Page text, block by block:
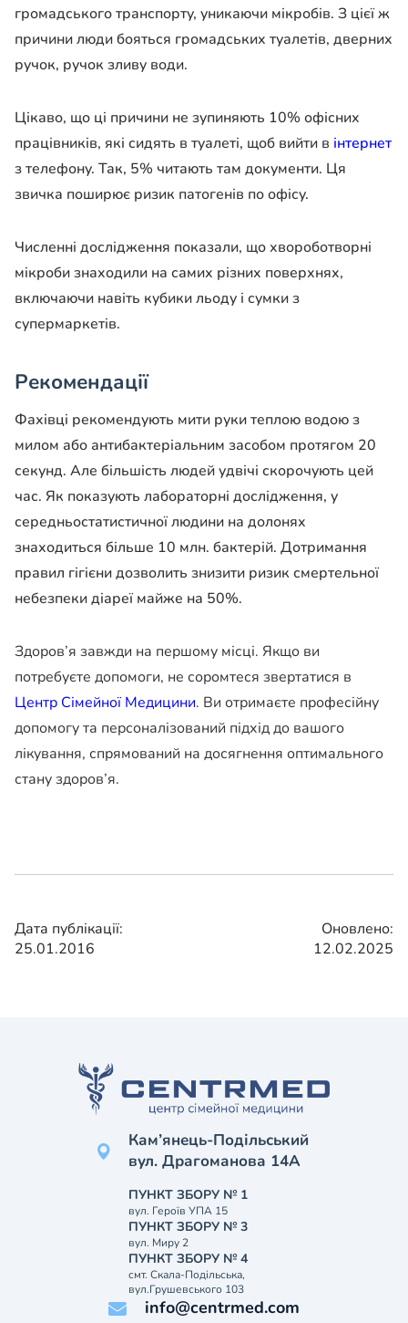
громадського транспорту, уникаючи мікробів. З цієї ж
причини люди бояться громадських туалетів, дверних
ручок, ручок зливу води.
Цікаво, що ці причини не зупиняють 10% офісних
працівників, які сидять в туалеті, щоб вийти в інтернет
з телефону. Так, 5% читають там документи. Ця
звичка поширює ризик патогенів по офісу.
Численні дослідження показали, що хвороботворні
мікроби знаходили на самих різних поверхнях,
включаючи навіть кубики льоду і сумки з
супермаркетів.
Рекомендації
Фахівці рекомендують мити руки теплою водою з
милом або антибактеріальним засобом протягом 20
секунд. Але більшість людей удвічі скорочують цей
час. Як показують лабораторні дослідження, у
середньостатистичної людини на долонях
знаходиться більше 10 млн. бактерій. Дотримання
правил гігієни дозволить знизити ризик смертельної
небезпеки діареї майже на 50%.
Здоров’я завжди на першому місці. Якщо ви
потребуєте допомоги, не соромтеся звертатися в
Центр Сімейної Медицини. Ви отримаєте професійну
допомогу та персоналізований підхід до вашого
лікування, спрямований на досягнення оптимального
стану здоров’я.
Дата публікації:
25.01.2016
Оновлено:
12.02.2025
Кам’янець-Подільський
вул. Драгоманова 14А
ПУНКТ ЗБОРУ № 1
вул. Героїв УПА 15
ПУНКТ ЗБОРУ № 3
вул. Миру 2
ПУНКТ ЗБОРУ № 4
смт. Скала-Подільська,
вул.Грушевського 103
info@centrmed.com